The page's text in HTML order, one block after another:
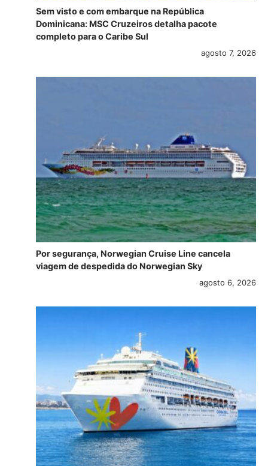
Sem visto e com embarque na República
Dominicana: MSC Cruzeiros detalha pacote
completo para o Caribe Sul
agosto 7, 2026
Por segurança, Norwegian Cruise Line cancela
viagem de despedida do Norwegian Sky
agosto 6, 2026